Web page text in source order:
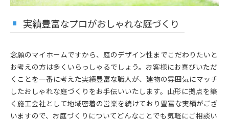
実績豊富なプロがおしゃれな庭づくり
念願のマイホームですから、庭のデザイン性までこだわりたいと
お考えの方は多くいらっしゃるでしょう。お客様にお喜びいただ
くことを一番に考えた実績豊富な職人が、建物の雰囲気にマッチ
したおしゃれな庭づくりをお手伝いいたします。山形に拠点を築
く施工会社として地域密着の営業を続けており豊富な実績がござ
いますので、お庭づくりについてどんなことでも気軽にご相談い